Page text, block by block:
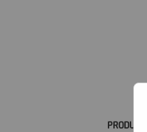
PRODUKTE